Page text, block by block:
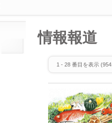
情報報道
1 - 28 番目を表示 (